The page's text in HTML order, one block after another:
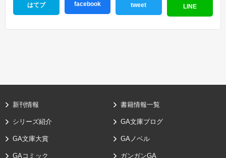
はてブ facebook tweet LINE
新刊情報 書籍情報一覧
シリーズ紹介 GA文庫ブログ
GA文庫大賞 GAノベル
GAコミック ガンガンGA